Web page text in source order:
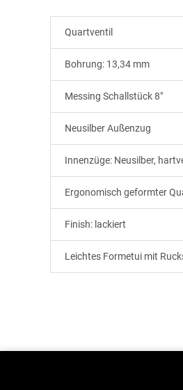
Quartventil
Bohrung: 13,34 mm
Messing Schallstück 8"
Neusilber Außenzug
Innenzüge: Neusilber,
Ergonomisch geformter
Finish: lackiert
Leichtes Formetui mit